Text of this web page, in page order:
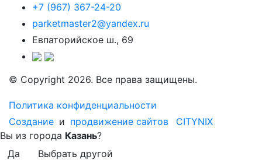
+7 (967) 367-24-20
parketmaster2@yandex.ru
Евпаторийское ш., 69
© Copyright 2026. Все права защищены.
Политика конфиденциальности
Создание и продвижение сайтов
CITYNIX
Вы из города Казань?
Да
Выбрать другой